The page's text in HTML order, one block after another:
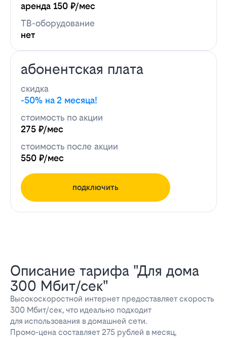
аренда 150 ₽/мес
ТВ-оборудование
нет
абонентская плата
скидка
-50% на 2 месяца!
стоимость по акции
275 ₽/мес
стоимость после акции
550 ₽/мес
подключить
Описание тарифа "Для дома
300 Мбит/сек"
Высокоскоростной интернет предоставляет скорость
300 Мбит/сек, что идеально подходит
для использования в домашней сети.
Промо-цена составляет 275 рублей в месяц,